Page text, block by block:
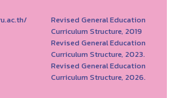
Revised General Education
Curriculum Structure, 2019
Revised General Education
Curriculum Structure, 2023.
Revised General Education
Curriculum Structure, 2026.